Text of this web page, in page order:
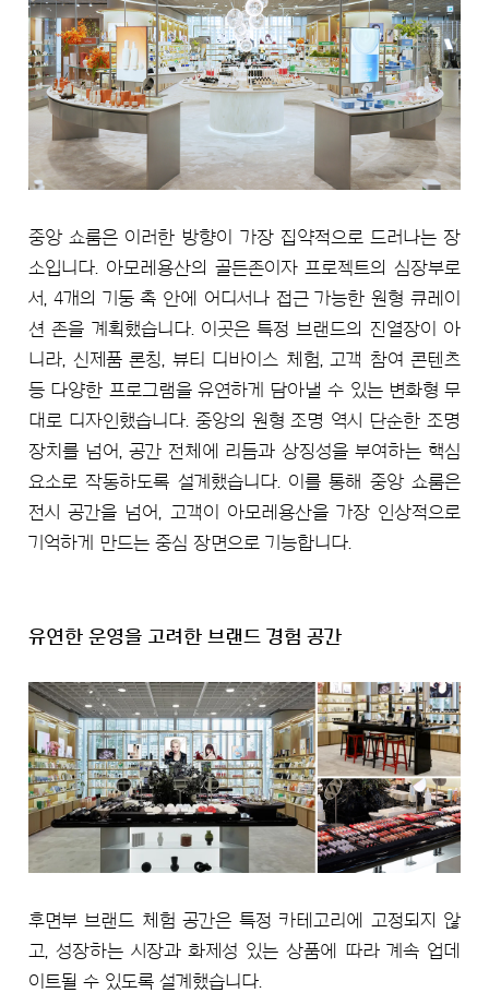
중앙 쇼룸은 이러한 방향이 가장 집약적으로 드러나는 장
소입니다. 아모레용산의 골든존이자 프로젝트의 심장부로
서, 4개의 기둥 축 안에 어디서나 접근 가능한 원형 큐레이
션 존을 계획했습니다. 이곳은 특정 브랜드의 진열장이 아
니라, 신제품 론칭, 뷰티 디바이스 체험, 고객 참여 콘텐츠
등 다양한 프로그램을 유연하게 담아낼 수 있는 변화형 무
대로 디자인했습니다. 중앙의 원형 조명 역시 단순한 조명
장치를 넘어, 공간 전체에 리듬과 상징성을 부여하는 핵심
요소로 작동하도록 설계했습니다. 이를 통해 중앙 쇼룸은
전시 공간을 넘어, 고객이 아모레용산을 가장 인상적으로
기억하게 만드는 중심 장면으로 기능합니다.
유연한 운영을 고려한 브랜드 경험 공간
후면부 브랜드 체험 공간은 특정 카테고리에 고정되지 않
고, 성장하는 시장과 화제성 있는 상품에 따라 계속 업데
이트될 수 있도록 설계했습니다.